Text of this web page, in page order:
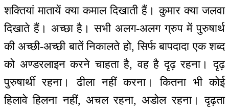
शक्तियां मातायें क्या कमाल दिखाती हैं। कुमार क्या जलवा
दिखाते हैं। अच्छा है। सभी अलग-अलग ग्रुप में पुरुषार्थ
की अच्छी-अच्छी बातें निकालते हो, सिर्फ बापदादा एक शब्द
को अण्डरलाइन करने चाहता है, वह है दृढ़ रहना। दृढ़
पुरुषार्थी रहना। ढीला नहीं करना। कितना भी कोई
हिलावे हिलना नहीं, अचल रहना, अडोल रहना। दृढ़ता